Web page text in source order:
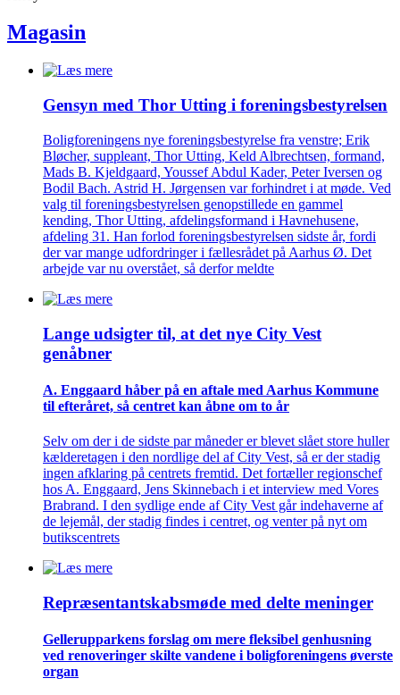
Magasin
Gensyn med Thor Utting i forenings­bestyrelsen
Boligforeningens nye foreningsbestyrelse fra venstre; Erik
Bløcher, suppleant, Thor Utting, Keld Albrechtsen, formand,
Mads B. Kjeldgaard, Youssef Abdul Kader, Peter Iversen og
Bodil Bach. Astrid H. Jørgensen var forhindret i at møde. Ved
valg til foreningsbestyrelsen genopstillede en gammel
kending, Thor Utting, afdelingsformand i Havnehusene,
afdeling 31. Han forlod foreningsbestyrelsen sidste år, fordi
der var mange udfordringer i fællesrådet på Aarhus Ø. Det
arbejde var nu overstået, så derfor meldte
Lange udsigter til, at det nye City Vest
genåbner
A. Enggaard håber på en aftale med Aarhus Kommune
til efteråret, så centret kan åbne om to år
Selv om der i de sidste par måneder er blevet slået store huller
kælderetagen i den nordlige del af City Vest, så er der stadig
ingen afklaring på centrets fremtid. Det fortæller regionschef
hos A. Enggaard, Jens Skinnebach i et interview med Vores
Brabrand. I den sydlige ende af City Vest går indehaverne af
de lejemål, der stadig findes i centret, og venter på nyt om
butikscentrets
Repræsentant­skabs­møde med delte meninger
Gellerup­parkens forslag om mere fleksibel genhusning
ved renove­ringer skilte vandene i bolig­foreningens øverste
organ